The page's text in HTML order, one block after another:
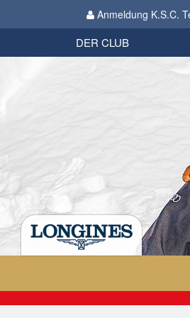
Anmeldung K.S.C.
DER CLUB
Organisation
Biathlon
Impressum